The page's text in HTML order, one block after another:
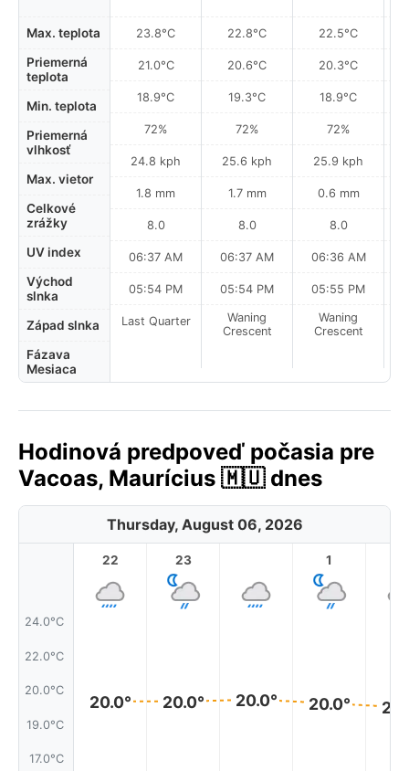
Max. teplota
Priemerná
teplota
Min. teplota
Priemerná
vlhkosť
Max. vietor
Celkové
zrážky
UV index
Východ
slnka
Západ slnka
Fázava
Mesiaca
23.8°C
21.0°C
18.9°C
72%
24.8 kph
1.8 mm
8.0
06:37 AM
05:54 PM
Last Quarter
22.8°C
20.6°C
19.3°C
72%
25.6 kph
1.7 mm
8.0
06:37 AM
05:54 PM
Waning
Crescent
22.5°C
20.3°C
18.9°C
72%
25.9 kph
0.6 mm
8.0
06:36 AM
05:55 PM
Waning
Crescent
Hodinová predpoveď počasia pre
Vacoas, Maurícius 🇲🇺 dnes
Thursday, August 06, 2026
24.0°C
22.0°C
20.0°C
19.0°C
17.0°C
22
20.0°
23
20.0° 20.0°
1
20.0°